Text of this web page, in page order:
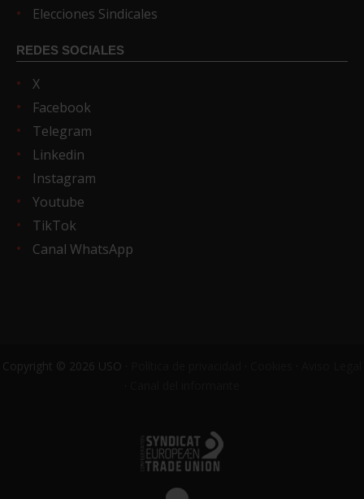
Elecciones Sindicales
REDES SOCIALES
X
Facebook
Telegram
Linkedin
Instagram
Youtube
TikTok
Canal WhatsApp
Copyright © 2026 USO ·